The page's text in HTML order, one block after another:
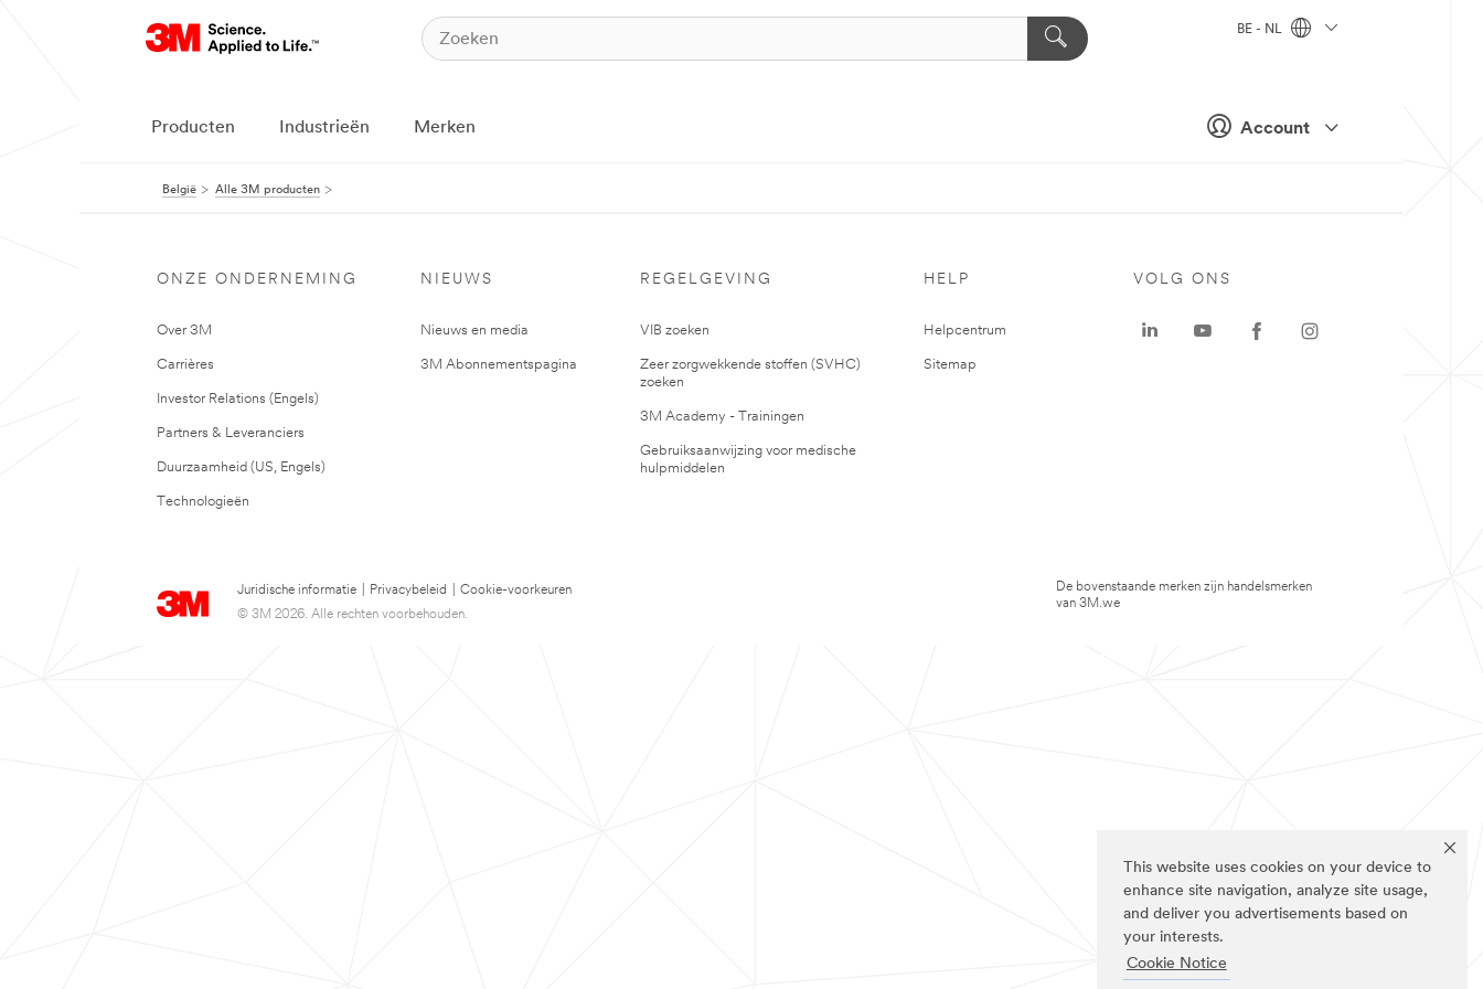
This website uses cookies on your device to
enhance site navigation, analyze site usage,
and deliver you advertisements based on
your interests.
Cookie Notice
Account
BE - NL
Producten Industrieën Merken
België Alle 3M producten
ONZE ONDERNEMING
Over 3M
Carrières
Investor Relations (Engels)
Partners & Leveranciers
Duurzaamheid (US, Engels)
Technologieën
NIEUWS
Nieuws en media
3M Abonnementspagina
REGELGEVING
VIB zoeken
Zeer zorgwekkende stoffen (SVHC)
zoeken
3M Academy - Trainingen
Gebruiksaanwijzing voor medische
hulpmiddelen
HELP
Helpcentrum
Sitemap
Juridische informatie Privacybeleid
Cookie-voorkeuren
© 3M 2026. Alle rechten voorbehouden.
VOLG ONS
De bovenstaande merken zijn handelsmerken
van 3M.we